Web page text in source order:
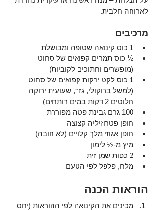
לארוחה חלבית.
מרכיבים
1 כוס קינואה שטופה ומבושלת
½ כוס תמרים קפואים של סחוט
(מופשרים וחתוכים לקוביות)
1 כוס לקט ירקות קפואים של סחוט
(למשל ברוקולי, גזר, שעועית ירוקה –
חלוטים 2 דקות במים רותחים)
100 גרם גבינת פטה מפוררת
חופן פטרוזיליה קצוצה
חופן אגוזי מלך קלויים (לא חובה)
מיץ מ-½ לימון
2 כפות שמן זית
מלח, פלפל לפי הטעם
הוראות הכנה
מכינים את הקינואה לפי ההוראות (יחס